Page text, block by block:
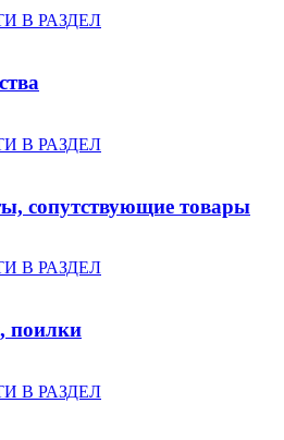
В РАЗДЕЛ
В РАЗДЕЛ
сопутствующие товары
В РАЗДЕЛ
поилки
В РАЗДЕЛ